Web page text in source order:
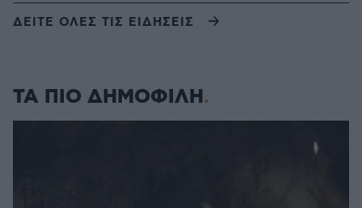
ΔΕΙΤΕ ΟΛΕΣ ΤΙΣ ΕΙΔΗΣΕΙΣ
ΤΑ ΠΙΟ ΔΗΜΟΦΙΛΗ